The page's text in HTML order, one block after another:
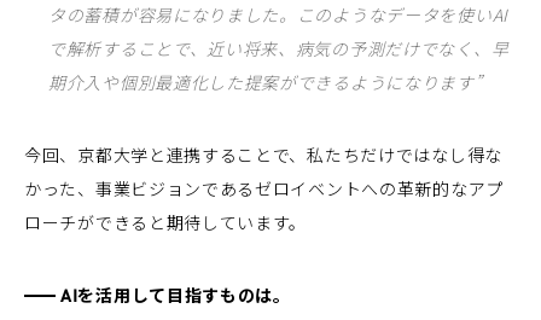
タの蓄積が容易になりました。このようなデータを使いAI
で解析することで、近い将来、病気の予測だけでなく、早
期介入や個別最適化した提案ができるようになります”
今回、京都大学と連携することで、私たちだけではなし得な
かった、事業ビジョンであるゼロイベントへの革新的なアプ
ローチができると期待しています。
AIを活用して目指すものは。